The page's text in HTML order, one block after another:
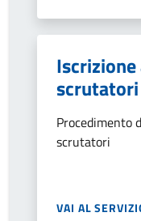
scrutatori
Procedimento
scrutatori
VAI AL